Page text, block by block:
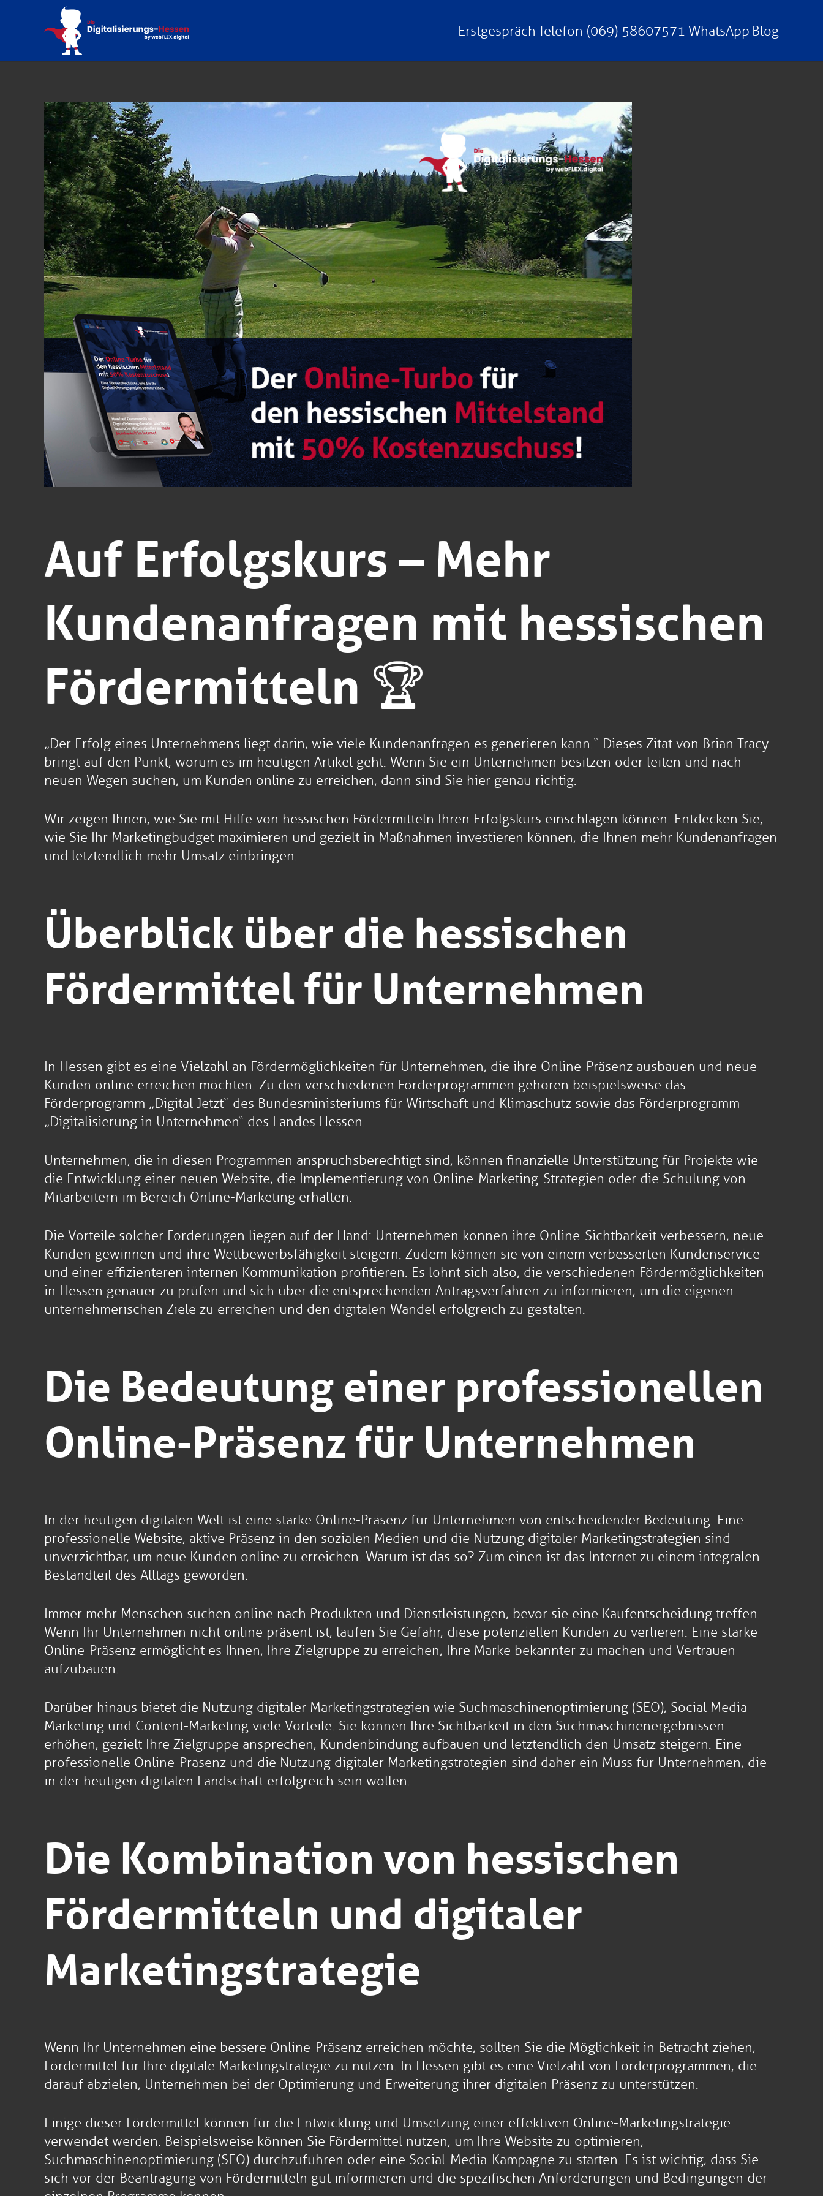
Erstgespräch Telefon (069) 58607571 WhatsApp Blog
Auf Erfolgskurs – Mehr
Kundenanfragen mit hessischen
Fördermitteln 🏆
„Der Erfolg eines Unternehmens liegt darin, wie viele Kundenanfragen es generieren kann.“ Dieses Zitat von Brian Tracy
bringt auf den Punkt, worum es im heutigen Artikel geht. Wenn Sie ein Unternehmen besitzen oder leiten und nach
neuen Wegen suchen, um Kunden online zu erreichen, dann sind Sie hier genau richtig.
Wir zeigen Ihnen, wie Sie mit Hilfe von hessischen Fördermitteln Ihren Erfolgskurs einschlagen können. Entdecken Sie,
wie Sie Ihr Marketingbudget maximieren und gezielt in Maßnahmen investieren können, die Ihnen mehr Kundenanfragen
und letztendlich mehr Umsatz einbringen.
Überblick über die hessischen
Fördermittel für Unternehmen
In Hessen gibt es eine Vielzahl an Fördermöglichkeiten für Unternehmen, die ihre Online-Präsenz ausbauen und neue
Kunden online erreichen möchten. Zu den verschiedenen Förderprogrammen gehören beispielsweise das
Förderprogramm „Digital Jetzt“ des Bundesministeriums für Wirtschaft und Klimaschutz sowie das Förderprogramm
„Digitalisierung in Unternehmen“ des Landes Hessen.
Unternehmen, die in diesen Programmen anspruchsberechtigt sind, können finanzielle Unterstützung für Projekte wie
die Entwicklung einer neuen Website, die Implementierung von Online-Marketing-Strategien oder die Schulung von
Mitarbeitern im Bereich Online-Marketing erhalten.
Die Vorteile solcher Förderungen liegen auf der Hand: Unternehmen können ihre Online-Sichtbarkeit verbessern, neue
Kunden gewinnen und ihre Wettbewerbsfähigkeit steigern. Zudem können sie von einem verbesserten Kundenservice
und einer effizienteren internen Kommunikation profitieren. Es lohnt sich also, die verschiedenen Fördermöglichkeiten
in Hessen genauer zu prüfen und sich über die entsprechenden Antragsverfahren zu informieren, um die eigenen
unternehmerischen Ziele zu erreichen und den digitalen Wandel erfolgreich zu gestalten.
Die Bedeutung einer professionellen
Online-Präsenz für Unternehmen
In der heutigen digitalen Welt ist eine starke Online-Präsenz für Unternehmen von entscheidender Bedeutung. Eine
professionelle Website, aktive Präsenz in den sozialen Medien und die Nutzung digitaler Marketingstrategien sind
unverzichtbar, um neue Kunden online zu erreichen. Warum ist das so? Zum einen ist das Internet zu einem integralen
Bestandteil des Alltags geworden.
Immer mehr Menschen suchen online nach Produkten und Dienstleistungen, bevor sie eine Kaufentscheidung treffen.
Wenn Ihr Unternehmen nicht online präsent ist, laufen Sie Gefahr, diese potenziellen Kunden zu verlieren. Eine starke
Online-Präsenz ermöglicht es Ihnen, Ihre Zielgruppe zu erreichen, Ihre Marke bekannter zu machen und Vertrauen
aufzubauen.
Darüber hinaus bietet die Nutzung digitaler Marketingstrategien wie Suchmaschinenoptimierung (SEO), Social Media
Marketing und Content-Marketing viele Vorteile. Sie können Ihre Sichtbarkeit in den Suchmaschinenergebnissen
erhöhen, gezielt Ihre Zielgruppe ansprechen, Kundenbindung aufbauen und letztendlich den Umsatz steigern. Eine
professionelle Online-Präsenz und die Nutzung digitaler Marketingstrategien sind daher ein Muss für Unternehmen, die
in der heutigen digitalen Landschaft erfolgreich sein wollen.
Die Kombination von hessischen
Fördermitteln und digitaler
Marketingstrategie
Wenn Ihr Unternehmen eine bessere Online-Präsenz erreichen möchte, sollten Sie die Möglichkeit in Betracht ziehen,
Fördermittel für Ihre digitale Marketingstrategie zu nutzen. In Hessen gibt es eine Vielzahl von Förderprogrammen, die
darauf abzielen, Unternehmen bei der Optimierung und Erweiterung ihrer digitalen Präsenz zu unterstützen.
Einige dieser Fördermittel können für die Entwicklung und Umsetzung einer effektiven Online-Marketingstrategie
verwendet werden. Beispielsweise können Sie Fördermittel nutzen, um Ihre Website zu optimieren,
Suchmaschinenoptimierung (SEO) durchzuführen oder eine Social-Media-Kampagne zu starten. Es ist wichtig, dass Sie
sich vor der Beantragung von Fördermitteln gut informieren und die spezifischen Anforderungen und Bedingungen der